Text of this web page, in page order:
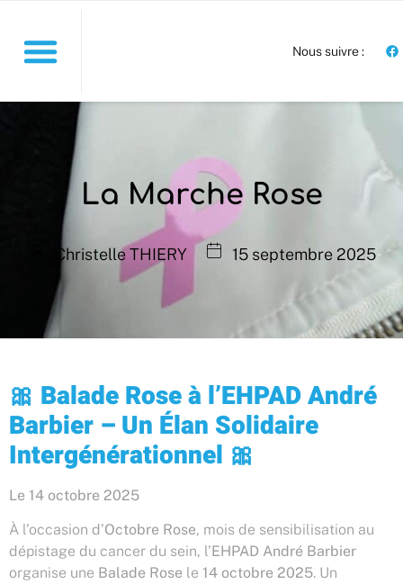
Nous suivre :
La Marche Rose
Christelle THIERY 15 septembre 2025
🎀 Balade Rose à l’EHPAD André
Barbier – Un Élan Solidaire
Intergénérationnel 🎀
Le 14 octobre 2025
À l’occasion d’Octobre Rose, mois de sensibilisation au
dépistage du cancer du sein, l’EHPAD André Barbier
organise une Balade Rose le 14 octobre 2025. Un